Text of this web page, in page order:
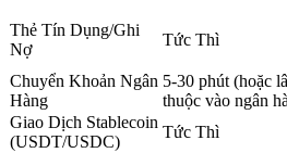
Sao chép Giao dịch
Tham gia cùng các nhà giao dịch
Thẻ Tín Dụng/Ghi
Nợ
Tức Thì
Chuyển Khoản Ngân
Hàng
5-30 phút (hoặc
thuộc vào ngân
Giao Dịch Stablecoin
(USDT/USDC)
Tức Thì